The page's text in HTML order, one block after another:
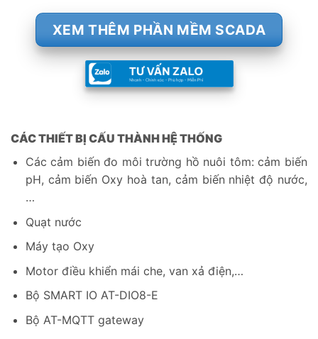
XEM THÊM PHẦN MỀM SCADA
CÁC THIẾT BỊ CẤU THÀNH HỆ THỐNG
Các cảm biến đo môi trường hồ nuôi tôm: cảm biến
pH, cảm biến Oxy hoà tan, cảm biến nhiệt độ nước,
…
Quạt nước
Máy tạo Oxy
Motor điều khiển mái che, van xả điện,…
Bộ SMART IO AT-DIO8-E
Bộ AT-MQTT gateway